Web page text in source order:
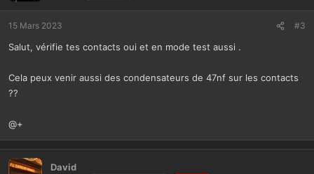
15 Mars 2023 #3
Salut, vérifie tes contacts oui et en mode test aussi .
Cela peux venir aussi des condensateurs de 47nf sur les contacts
??
@+
David